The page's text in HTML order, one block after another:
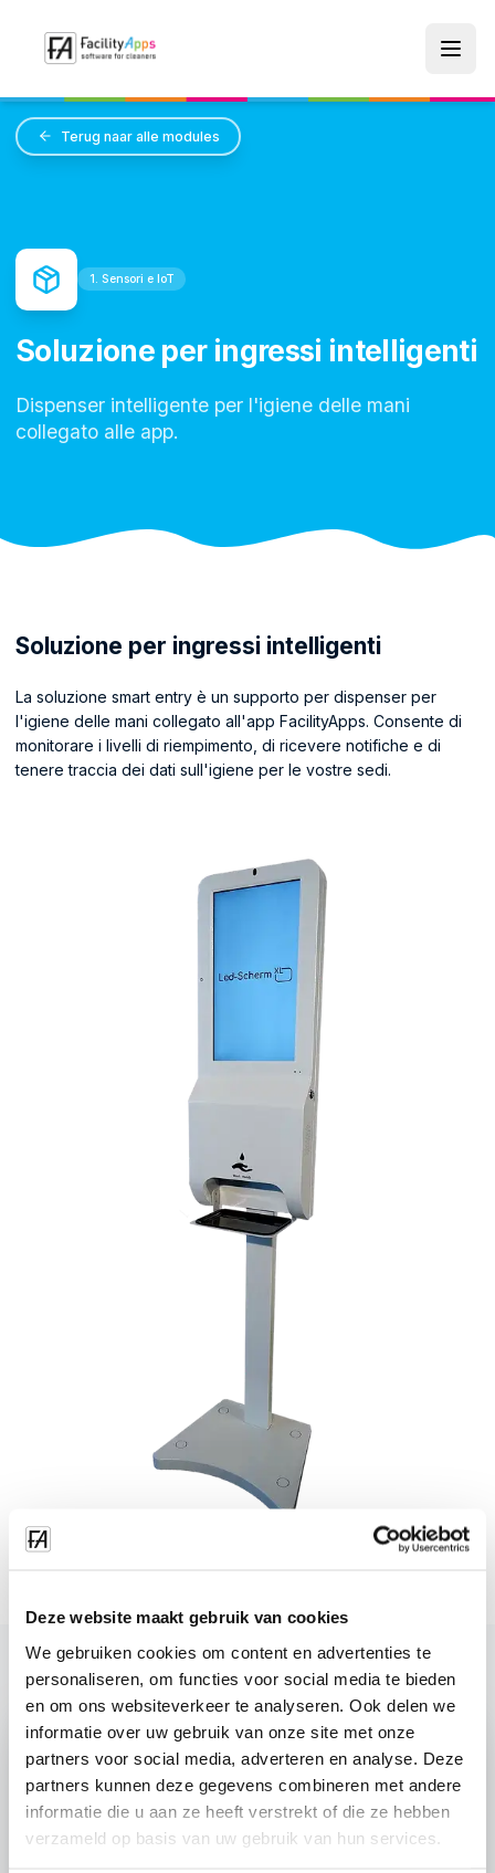
Deze website maakt gebruik van cookies
We gebruiken cookies om content en advertenties te
personaliseren, om functies voor social media te bieden
en om ons websiteverkeer te analyseren. Ook delen we
informatie over uw gebruik van onze site met onze
partners voor social media, adverteren en analyse. Deze
partners kunnen deze gegevens combineren met andere
informatie die u aan ze heeft verstrekt of die ze hebben
verzameld op basis van uw gebruik van hun services.
Terug naar alle modules
1. Sensori e IoT
Soluzione per ingressi intelligenti
Dispenser intelligente per l'igiene delle mani
collegato alle app.
Soluzione per ingressi intelligenti
La soluzione smart entry è un supporto per dispenser per
l'igiene delle mani collegato all'app FacilityApps. Consente di
monitorare i livelli di riempimento, di ricevere notifiche e di
tenere traccia dei dati sull'igiene per le vostre sedi.
Interested in: "Soluzione per ingressi
intelligenti"?